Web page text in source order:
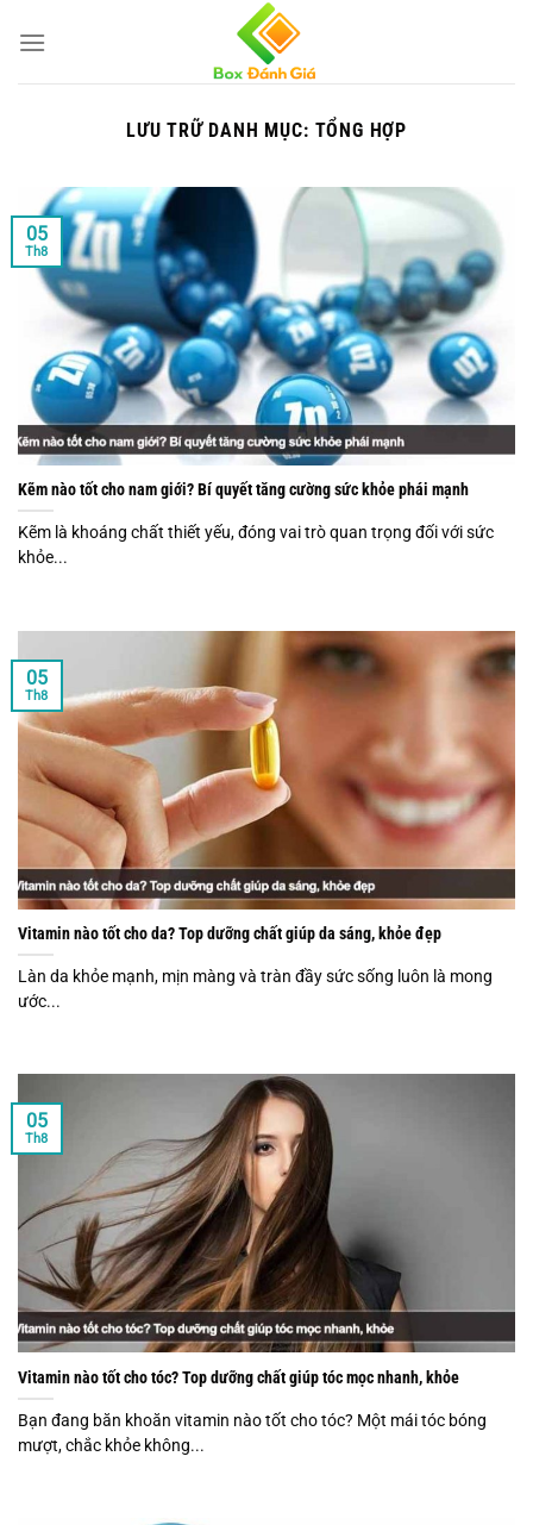
qua
LƯU TRỮ DANH MỤC: TỔNG HỢP
Kẽm nào tốt cho nam giới? Bí quyết tăng cường sức khỏe phái mạnh
Kẽm là khoáng chất thiết yếu, đóng vai trò quan trọng đối với sức
khỏe...
05
Th8
Vitamin nào tốt cho da? Top dưỡng chất giúp da sáng, khỏe đẹp
Làn da khỏe mạnh, mịn màng và tràn đầy sức sống luôn là mong
ước...
05
Th8
Vitamin nào tốt cho tóc? Top dưỡng chất giúp tóc mọc nhanh, khỏe
Bạn đang băn khoăn vitamin nào tốt cho tóc? Một mái tóc bóng
mượt, chắc khỏe không...
05
Th8